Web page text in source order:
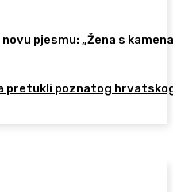
pjesmu: „Žena s
pretukli poznatog